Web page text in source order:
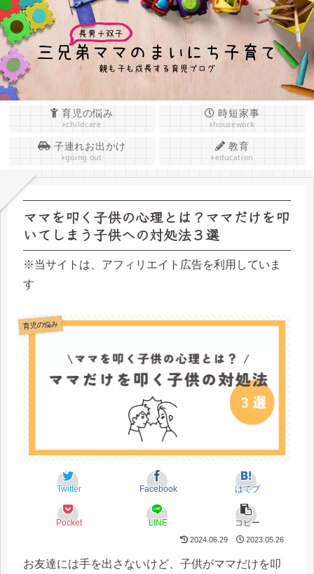
育児の悩み
childcare
時短家事
housework
子連れお出かけ
going out
教育
education
ママを叩く子供の心理とは？ママだけを叩
いてしまう子供への対処法３選
※当サイトは、アフィリエイト広告を利用していま
す
育児の悩み
Twitter Facebook はてブ
Pocket LINE コピー
2024.06.29 2023.05.26
お友達には手を出さないけど、子供がママだけを叩